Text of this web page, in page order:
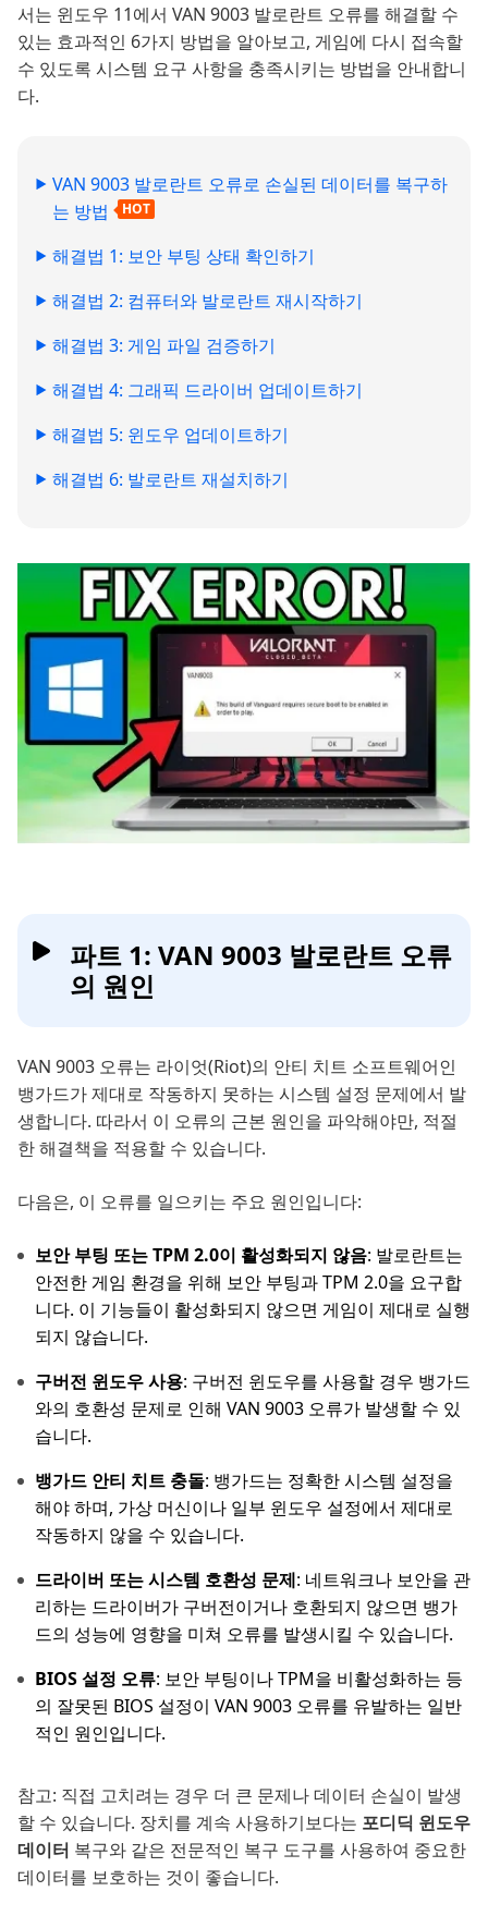
서는 윈도우 11에서 VAN 9003 발로란트 오류를 해결할 수
있는 효과적인 6가지 방법을 알아보고, 게임에 다시 접속할
수 있도록 시스템 요구 사항을 충족시키는 방법을 안내합니
다.
VAN 9003 발로란트 오류로 손실된 데이터를 복구하
는 방법
HOT
해결법 1: 보안 부팅 상태 확인하기
해결법 2: 컴퓨터와 발로란트 재시작하기
해결법 3: 게임 파일 검증하기
해결법 4: 그래픽 드라이버 업데이트하기
해결법 5: 윈도우 업데이트하기
해결법 6: 발로란트 재설치하기
파트 1: VAN 9003 발로란트 오류
의 원인
VAN 9003 오류는 라이엇(Riot)의 안티 치트 소프트웨어인
뱅가드가 제대로 작동하지 못하는 시스템 설정 문제에서 발
생합니다. 따라서 이 오류의 근본 원인을 파악해야만, 적절
한 해결책을 적용할 수 있습니다.
다음은, 이 오류를 일으키는 주요 원인입니다:
보안 부팅 또는 TPM 2.0이 활성화되지 않음: 발로란트는
안전한 게임 환경을 위해 보안 부팅과 TPM 2.0을 요구합
니다. 이 기능들이 활성화되지 않으면 게임이 제대로 실행
되지 않습니다.
구버전 윈도우 사용: 구버전 윈도우를 사용할 경우 뱅가드
와의 호환성 문제로 인해 VAN 9003 오류가 발생할 수 있
습니다.
뱅가드 안티 치트 충돌: 뱅가드는 정확한 시스템 설정을
해야 하며, 가상 머신이나 일부 윈도우 설정에서 제대로
작동하지 않을 수 있습니다.
드라이버 또는 시스템 호환성 문제: 네트워크나 보안을 관
리하는 드라이버가 구버전이거나 호환되지 않으면 뱅가
드의 성능에 영향을 미쳐 오류를 발생시킬 수 있습니다.
BIOS 설정 오류: 보안 부팅이나 TPM을 비활성화하는 등
의 잘못된 BIOS 설정이 VAN 9003 오류를 유발하는 일반
적인 원인입니다.
참고: 직접 고치려는 경우 더 큰 문제나 데이터 손실이 발생
할 수 있습니다. 장치를 계속 사용하기보다는 포디딕 윈도우
데이터 복구와 같은 전문적인 복구 도구를 사용하여 중요한
데이터를 보호하는 것이 좋습니다.